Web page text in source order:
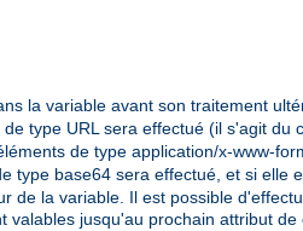
la variable avant son traitement
de type URL sera effectué (il s'agit
de type application/x-www-
type base64 sera effectué, et si elle
de la variable. Il est possible
jusqu'au prochain attribut de